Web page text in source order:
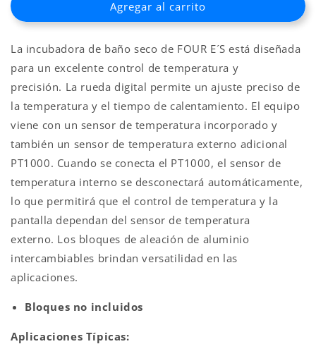
SECO
1
BLOQUES
BAÑO
SECO
1
BLOQUES
Agregar al carrito
La incubadora de baño seco de FOUR E´S está diseñada
para un excelente control de temperatura y
precisión. La rueda digital permite un ajuste preciso de
la temperatura y el tiempo de calentamiento. El equipo
viene con un sensor de temperatura incorporado y
también un sensor de temperatura externo adicional
PT1000. Cuando se conecta el PT1000, el sensor de
temperatura interno se desconectará automáticamente,
lo que permitirá que el control de temperatura y la
pantalla dependan del sensor de temperatura
externo. Los bloques de aleación de aluminio
intercambiables brindan versatilidad en las
aplicaciones.
Bloques no incluidos
Aplicaciones Típicas: